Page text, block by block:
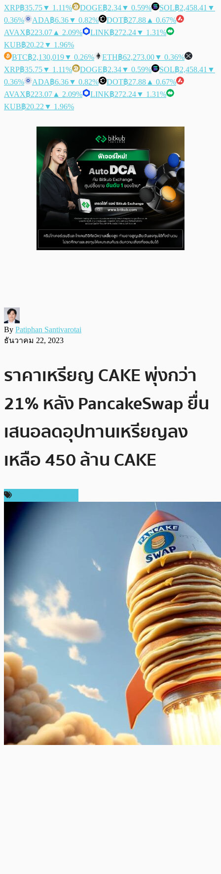
XRP฿35.75▼ 1.11% DOGE฿2.34▼ 0.59% SOL฿2,458.41 ▼
0.36%
ADA฿6.36▼ 0.82% DOT฿27.88 ▲ 0.67%
AVAX฿223.07 ▲ 2.09% LINK฿272.24▼ 1.31%
KUB฿20.22 ▼ 1.96%
BTC฿2,130,019▼ 0.26% ETH฿62,273.00▼ 0.36%
XRP฿35.75▼ 1.11% DOGE฿2.34▼ 0.59% SOL฿2,458.41 ▼
0.36%
ADA฿6.36▼ 0.82% DOT฿27.88 ▲ 0.67%
AVAX฿223.07 ▲ 2.09% LINK฿272.24▼ 1.31%
KUB฿20.22 ▼ 1.96%
By Patiphan Santivarotai
ธันวาคม 22, 2023
ราคาเหรียญ CAKE พุ่งกว่า
21% หลัง PancakeSwap ยื่น
เสนอลดอุปทานเหรียญลง
เหลือ 450 ล้าน CAKE